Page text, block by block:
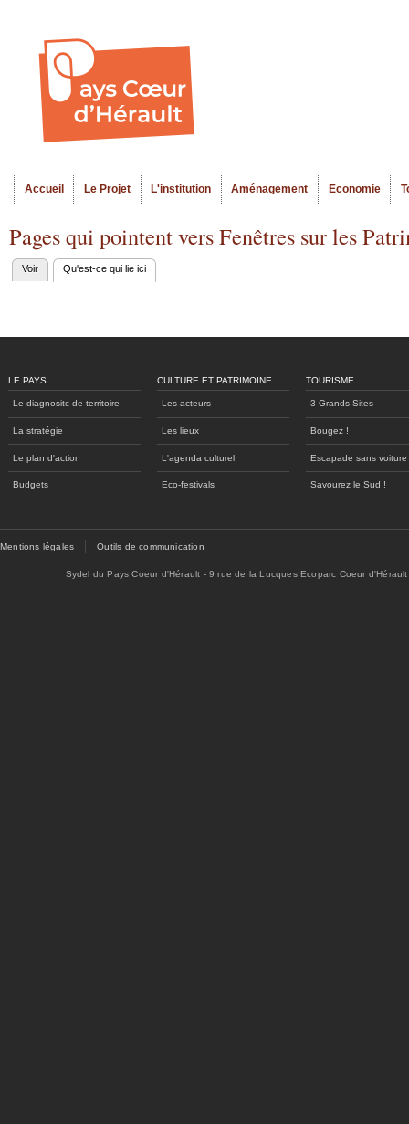
Menu principal
Accueil Le Projet L'institution Aménagement Economie
Pages qui pointent vers Fenêtres sur les
Onglets
Voir Qu'est-ce qui lie ici
LE PAYS
Le diagnositc de territoire
La stratégie
Le plan d'action
Budgets
CULTURE ET PATRIMOINE
Les acteurs
Les lieux
L'agenda culturel
Eco-festivals
TOURISME
3 Grands Sites
Bougez !
Escapade sans voiture
Savourez le Sud !
Mentions légales Outils de communication
Sydel du Pays Coeur d'Hérault - 9 rue de la Lucques Ecoparc Coeur